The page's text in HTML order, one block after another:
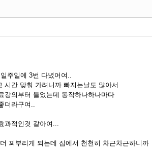
주일에 3번 다녔어여..
시간 맞춰 가려니까 빠지는날도 많아서
강의부터 들었는데 동작하나하나마다
더라구여..
과적인것 같아여...
꾀부리게 되는데 집에서 천천히 차근차근하니까